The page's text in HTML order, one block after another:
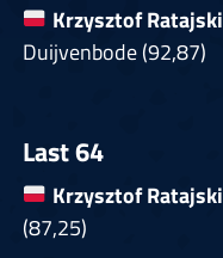
Krzysztof Ratajski
Duijvenbode (92,87)
Last 64
Krzysztof Ratajski
(87,25)